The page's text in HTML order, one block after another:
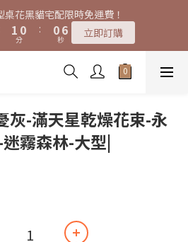
花黑貓宅配限時免運費！
2
1
0
1
0
分
:
1
0
6
5
4
3
2
秒 立即訂購
花黑貓宅配限時免運費！
2
1
0
1
0
分
:
1
0
6
5
4
3
2
秒 立即訂購
桌花免費贈送白滿天星卡片一份
5
4
3
4
3
2
4
3
2
9
8
7
6
5
3
2
1
立即訂購
桌花黑貓宅配限時免運費！
9
8
7
6
2
1
0
8
7
6
5
1
0
分
:
8
7
6
5
1
0
9
6
5
4
秒 立即訂購
灰-滿天星乾燥花束-永
霧森林-大型|